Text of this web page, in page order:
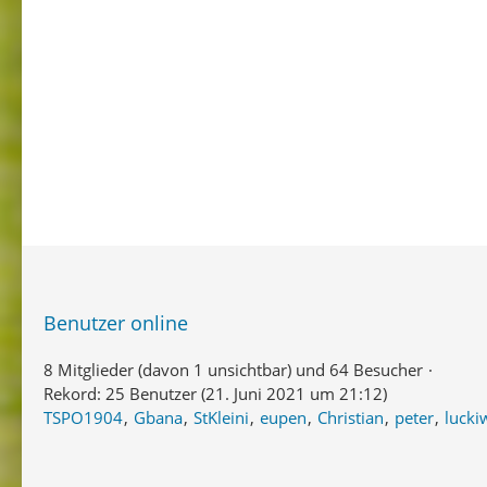
Benutzer online
8 Mitglieder (davon 1 unsichtbar) und 64 Besucher
Rekord: 25 Benutzer (21. Juni 2021 um 21:12)
TSPO1904 Gbana StKleini eupen Christian peter